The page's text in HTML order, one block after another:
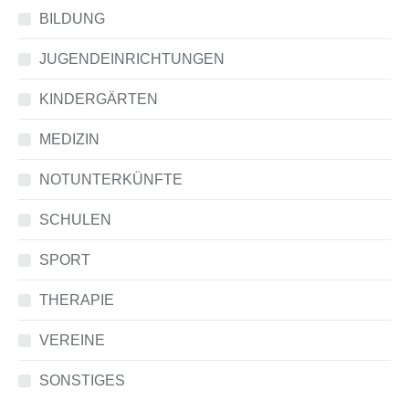
BILDUNG
JUGENDEINRICHTUNGEN
KINDERGÄRTEN
MEDIZIN
NOTUNTERKÜNFTE
SCHULEN
SPORT
THERAPIE
VEREINE
SONSTIGES